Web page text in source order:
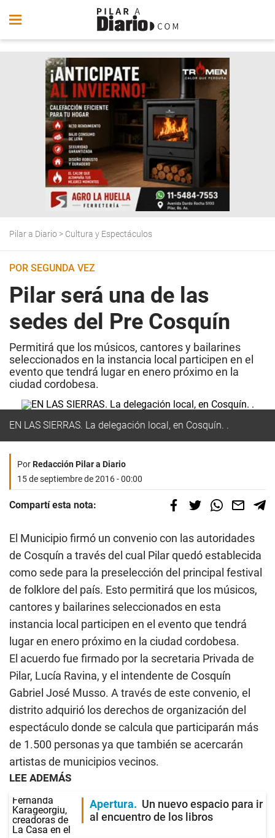
Pilar a Diario > Cultura y Espectáculos
POR SEGUNDA VEZ
Pilar será una de las
sedes del Pre Cosquín
Permitirá que los músicos, cantores y bailarines
seleccionados en la instancia local participen en el
evento que tendrá lugar en enero próximo en la
ciudad cordobesa.
EN LAS SIERRAS. La delegación local, en Cosquín. .
PorRedacción Pilar a Diario
15 de septiembre de 2016 - 00:00
Compartí esta nota:
El Municipio firmó un convenio con las autoridades
de Cosquín a través del cual Pilar quedó establecida
como sede para la preselección del principal festival
de folklore del país. Esto permitirá que los músicos,
cantores y bailarines seleccionados en esta
instancia local participen en el evento que tendrá
lugar en enero próximo en la ciudad cordobesa.
El acuerdo fue firmado por la secretaria Privada de
Pilar, Lucía Ravina, y el intendente de Cosquín
Gabriel José Musso. A través de este convenio, el
distrito adquirió los derechos de organización del
espectáculo donde se calcula que participarán más
de 1.500 personas ya que también se acercarán
artistas de municipios vecinos.
LEE ADEMÁS
Apertura
Un nuevo espacio para ir
al encuentro de los libros